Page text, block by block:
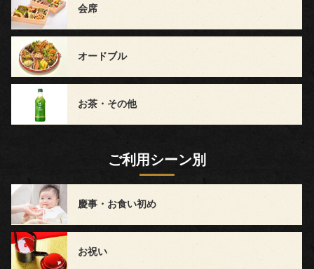
宴
会・
種
類
会席
オードブル
お茶・その他
ご利用シーン別
慶事・お食い初め
お祝い